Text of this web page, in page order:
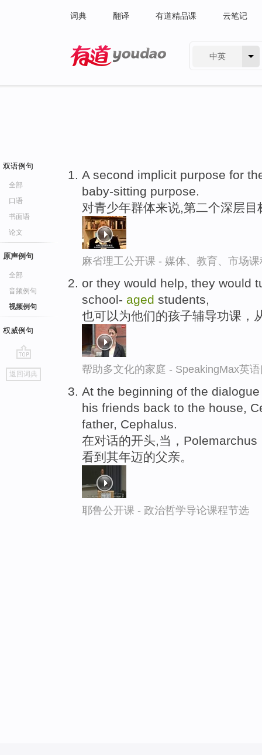
词典 翻译 有道精品课 云笔记
中英
双语例句
全部
口语
书面语
论文
原声例句
全部
音频例句
视频例句
权威例句
go
top
返回词典
A second implicit purpose for
baby-sitting purpose.
对青少年群体来说,第二个深层
麻省理工公开课 - 媒体、教育、市场
or they would help, they would
school- aged students,
也可以为他们的孩子辅导功课，
帮助多文化的家庭 - SpeakingMax英
At the beginning of the
his friends back to the house,
father, Cephalus.
在对话的开头,当，
看到其年迈的父亲。
耶鲁公开课 - 政治哲学导论课程节选